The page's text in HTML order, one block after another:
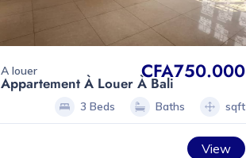
A louer CFA750.000
Appartement À Louer À Bali
3 Beds Baths sqft
View